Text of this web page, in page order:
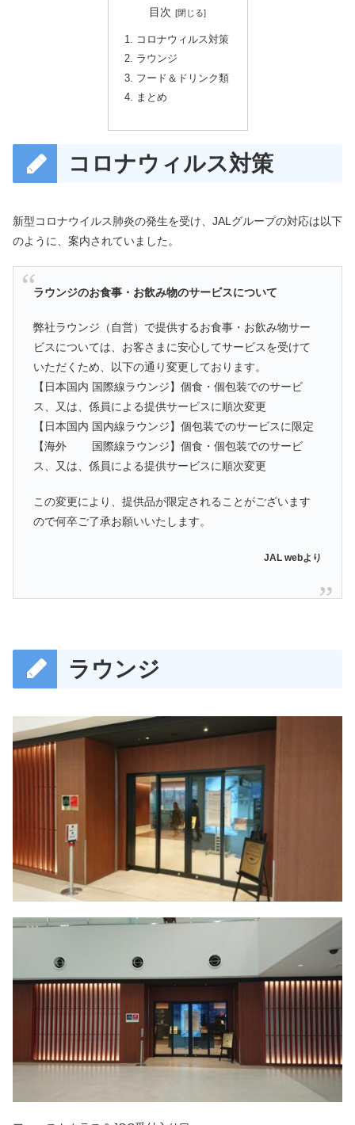
目次
コロナウィルス対策
ラウンジ
フード＆ドリンク類
まとめ
コロナウィルス対策
新型コロナウイルス肺炎の発生を受け、JALグループの対応は以下
のように、案内されていました。
ラウンジのお食事・お飲み物のサービスについて
弊社ラウンジ（自営）で提供するお食事・お飲み物サー
ビスについては、お客さまに安心してサービスを受けて
いただくため、以下の通り変更しております。
【日本国内 国際線ラウンジ】個食・個包装でのサービ
ス、又は、係員による提供サービスに順次変更
【日本国内 国内線ラウンジ】個包装でのサービスに限定
【海外 国際線ラウンジ】個食・個包装でのサービ
ス、又は、係員による提供サービスに順次変更
この変更により、提供品が限定されることがございます
ので何卒ご了承お願いいたします。
JAL webより
ラウンジ